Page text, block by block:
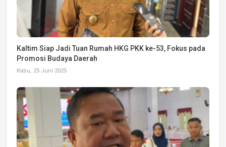
Kaltim Siap Jadi Tuan Rumah HKG PKK ke-53, Fokus pada
Promosi Budaya Daerah
Rabu, 25 Juni 2025